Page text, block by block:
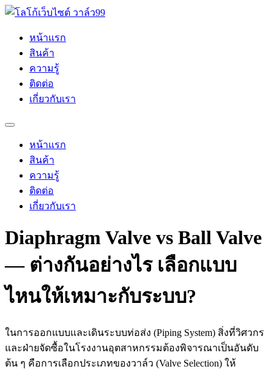
Skip
หน้าแรก
สินค้า
ความรู้
ติดต่อ
เกี่ยวกับเรา
หน้าแรก
สินค้า
ความรู้
ติดต่อ
เกี่ยวกับเรา
Diaphragm Valve vs Ball Valve
— ต่างกันอย่างไร เลือกแบบ
ไหนให้เหมาะกับระบบ?
ในการออกแบบและเดินระบบท่อส่ง (Piping System) สิ่งที่วิศวกร
และฝ่ายจัดซื้อในโรงงานอุตสาหกรรมต้องพิจารณาเป็นอันดับ
ต้น ๆ คือการเลือกประเภทของวาล์ว (Valve Selection) ให้